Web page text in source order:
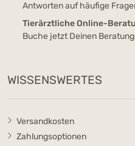
Antworten auf häufige
Tierärztliche Online-
Buche jetzt Deinen
WISSENSWERTES
Versandkosten
Zahlungsoptionen